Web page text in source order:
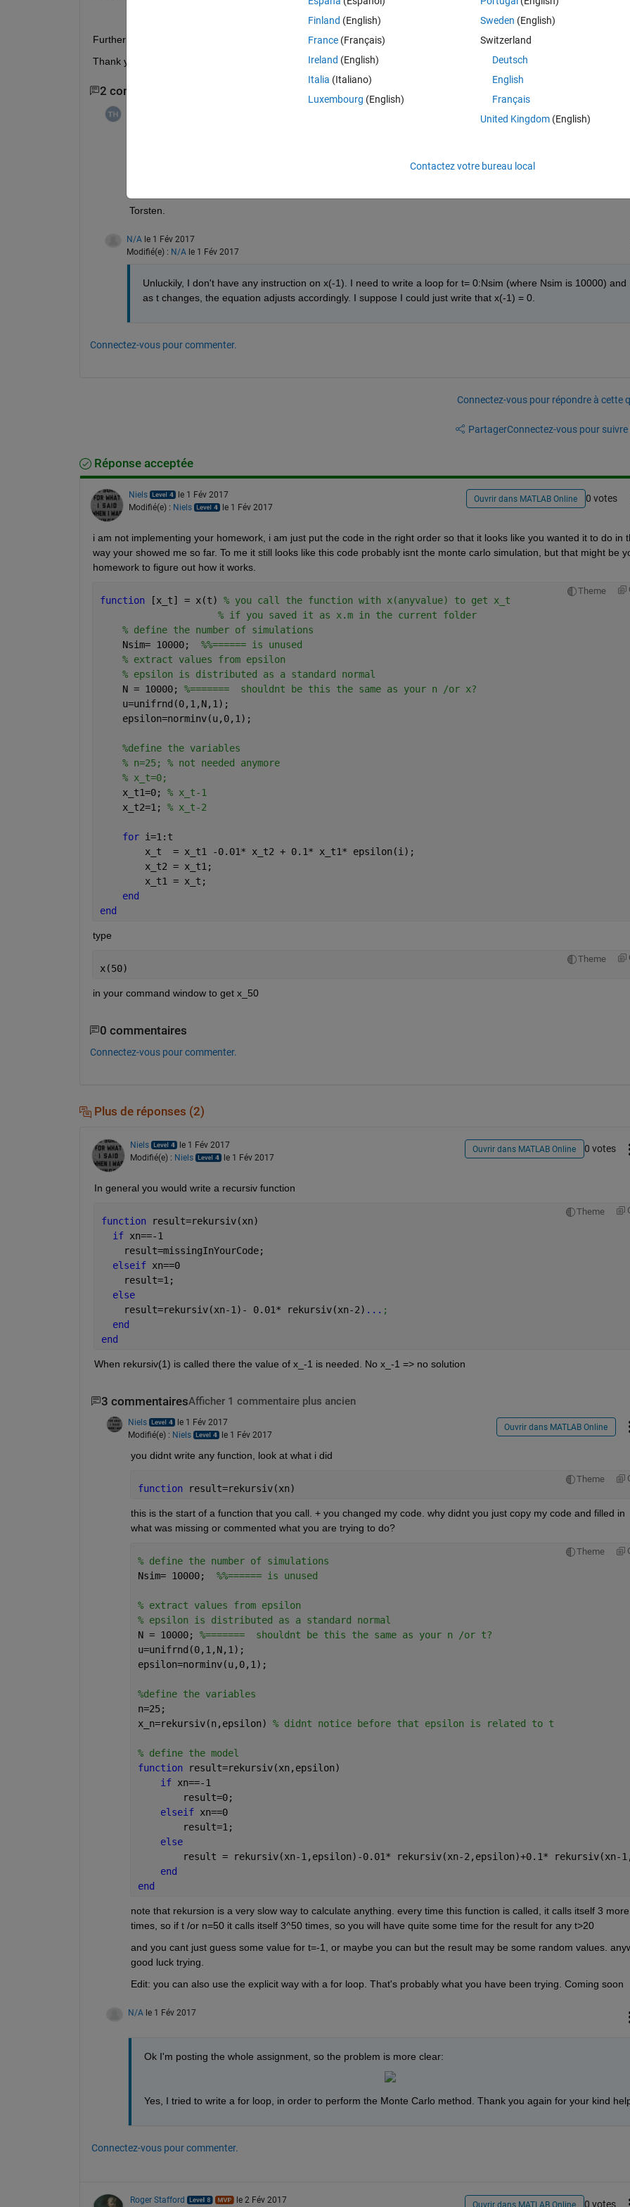
Furthermore, how can I get the distribution of x(50), plot its histogram and compute its standard deviation?
Thank you in advance.
2 commentaires
Torsten.
N/A le 1 Fév 2017
Modifié(e) : N/A le 1 Fév 2017
Unluckily, I don't have any instruction on x(-1). I need to write a loop for t= 0:Nsim (where Nsim is 10000) and
as t changes, the equation adjusts accordingly. I suppose I could just write that x(-1) = 0.
Connectez-vous pour commenter.
Connectez-vous pour répondre à cette
PartagerConnectez-vous pour suivre
Réponse acceptée
Niels
le 1 Fév 2017
Modifié(e) : Niels le 1 Fév 2017
Ouvrir dans MATLAB Online 0 votes
i am not implementing your homework, i am just put the code in the right order so that it looks like you wanted it to do in
way your showed me so far. To me it still looks like this code probably isnt the monte carlo simulation, but that might be
homework to figure out how it works.
Theme
function [x_t] = x(t) % you call the function with x(anyvalue) to get x_t
% if you saved it as x.m in the current folder
% define the number of simulations
    Nsim= 10000;
%%====== is unused
% extract values from epsilon
% epsilon is distributed as a standard normal
    N = 10000;
%=======  shouldnt be this the same as your n /or x?
    u=unifrnd(0,1,N,1);
    epsilon=norminv(u,0,1);
%define the variables
% n=25; % not needed anymore
% x_t=0;
    x_t1=0;
% x_t-1
    x_t2=1;
% x_t-2
for i=1:t
        x_t  = x_t1 -0.01* x_t2 + 0.1* x_t1* epsilon(i);
        x_t2 = x_t1;
        x_t1 = x_t;
end
end
type
Theme
x(50)
in your command window to get x_50
0 commentaires
Connectez-vous pour commenter.
Plus de réponses (2)
Niels
le 1 Fév 2017
Modifié(e) : Niels le 1 Fév 2017
Ouvrir dans MATLAB Online 0 votes
In general you would write a recursiv function
Theme
function
result=rekursiv(xn)
if xn==-1
    result=missingInYourCode;
elseif xn==0
    result=1;
else
    result=rekursiv(xn-1)- 0.01* rekursiv(xn-2)
... ;
end
end
When rekursiv(1) is called there the value of x_-1 is needed. No x_-1 => no solution
3 commentairesAfficher 1 commentaire plus ancien
Niels
le 1 Fév 2017
Modifié(e) : Niels le 1 Fév 2017
Ouvrir dans MATLAB Online
you didnt write any function, look at what i did
Theme
function result=rekursiv(xn)
this is the start of a function that you call. + you changed my code. why didnt you just copy my code and filled in
what was missing or commented what you are trying to do?
Theme
% define the number of simulations
Nsim= 10000; %%====== is unused
% extract values from epsilon
% epsilon is distributed as a standard normal
N = 10000; %=======  shouldnt be this the same as your n /or t?
u=unifrnd(0,1,N,1);
epsilon=norminv(u,0,1);
%define the variables
n=25;
x_n=rekursiv(n,epsilon) % didnt notice before that epsilon is related to t
% define the model
function
result=rekursiv(xn,epsilon)
if xn==-1
        result=0;
elseif xn==0
        result=1;
else
result = rekursiv(xn-1,epsilon)-0.01* rekursiv(xn-2,epsilon)+0.1* rekursiv(xn-
end
end
note that rekursion is a very slow way to calculate anything. every time this function is called, it calls itself 3 more
times, so if t /or n=50 it calls itself 3^50 times, so you will have quite some time for the result for any t>20
and you cant just guess some value for t=-1, or maybe you can but the result may be some random values.
good luck trying.
Edit: you can also use the explicit way with a for loop. That's probably what you have been trying. Coming soon
N/A le 1 Fév 2017
Ok I'm posting the whole assignment, so the problem is more clear:
Yes, I tried to write a for loop, in order to perform the Monte Carlo method. Thank you again for your kind
Connectez-vous pour commenter.
Roger Stafford le 2 Fév 2017 Ouvrir dans MATLAB Online 0 votes
Finland (English)
France (Français)
Ireland (English)
Italia (Italiano)
Luxembourg (English)
Sweden (English)
Switzerland
Deutsch
English
Français
United Kingdom(English)
Contactez votre bureau local